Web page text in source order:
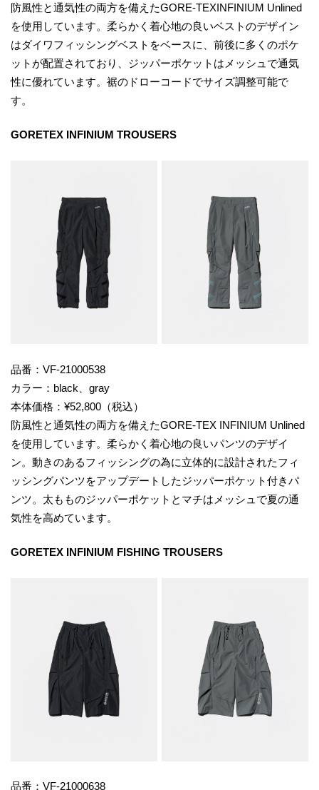
防風性と通気性の両方を備えたGORE-TEXINFINIUM Unlined
を使用しています。柔らかく着心地の良いベストのデザイン
はダイワフィッシングベストをベースに、前後に多くのポケ
ットが配置されており、ジッパーポケットはメッシュで通気
性に優れています。裾のドローコードでサイズ調整可能で
す。
GORETEX INFINIUM TROUSERS
品番：VF-21000538
カラー：black、gray
本体価格：¥52,800（税込）
防風性と通気性の両方を備えたGORE-TEX INFINIUM Unlined
を使用しています。柔らかく着心地の良いパンツのデザイ
ン。動きのあるフィッシングの為に立体的に設計されたフィ
ッシングパンツをアップデートしたジッパーポケット付きパ
ンツ。太もものジッパーポケットとマチはメッシュで夏の通
気性を高めています。
GORETEX INFINIUM FISHING TROUSERS
品番：VF-21000638